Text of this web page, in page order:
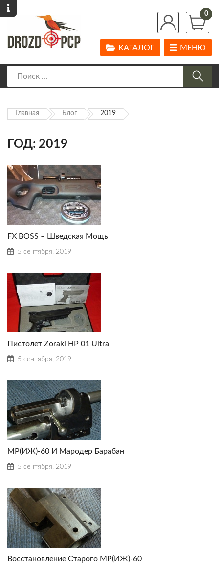
0
МЕНЮ
КАТАЛОГ
Главная Блог 2019
ГОД: 2019
FX BOSS – Шведская Мощь
5 сентября, 2019
Пистолет Zoraki HP 01 Ultra
5 сентября, 2019
МР(ИЖ)-60 И Мародер Барабан
5 сентября, 2019
Восстановление Старого МР(ИЖ)-60